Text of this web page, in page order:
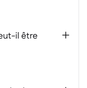
il être
+